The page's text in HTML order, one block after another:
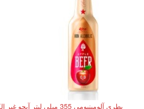
بطری آلومینیومی 355 میلی لیتر آبجو غیر الکلی اپل